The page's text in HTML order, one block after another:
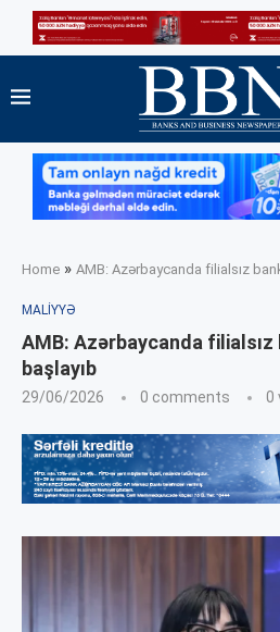
Home » AMB: Azərbaycanda filialsız
MALIYYƏ
AMB: Azərbaycanda filialsız
başlayıb
29/06/2026 0 comments 0